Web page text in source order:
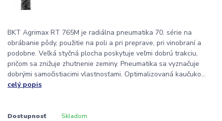
BKT Agrimax RT 765M je radiálna pneumatika 70. série na
obrábanie pôdy, použitie na poli a pri preprave, pri vinobraní a
podobne. Veľká styčná plocha poskytuje veľmi dobrú trakciu,
pričom sa znižuje zhutnenie zeminy. Pneumatika sa vyznačuje
dobrými samočistiacimi vlastnosťami. Optimalizovaná kaučuko...
celý popis
Dostupnosť Skladom